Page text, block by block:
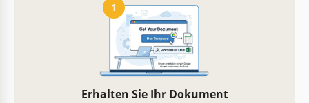
1
Erhalten Sie Ihr Dokument